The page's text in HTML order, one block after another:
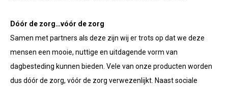
Dóór de zorg…vóór de zorg
Samen met partners als deze zijn wij er trots op dat we deze
mensen een mooie, nuttige en uitdagende vorm van
dagbesteding kunnen bieden. Vele van onze producten worden
dus dóór de zorg, vóór de zorg verwezenlijkt. Naast sociale